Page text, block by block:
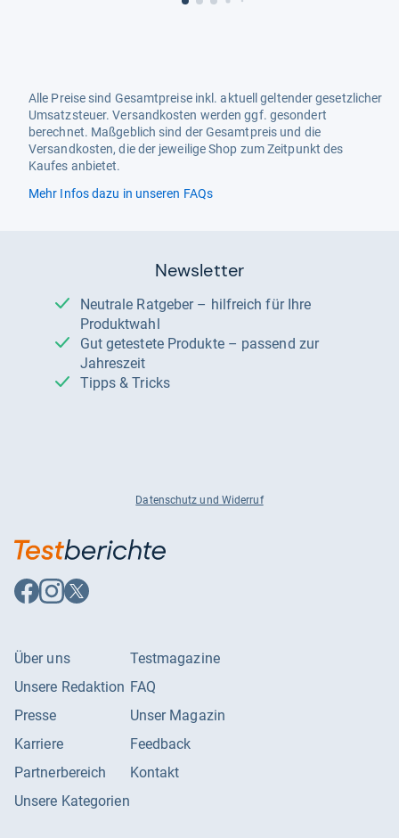
Alle Preise sind Gesamtpreise inkl. aktuell geltender gesetzlicher
Umsatzsteuer. Versandkosten werden ggf. gesondert
berechnet. Maßgeblich sind der Gesamtpreis und die
Versandkosten, die der jeweilige Shop zum Zeitpunkt des
Kaufes anbietet.
Mehr Infos dazu in unseren FAQs
Newsletter
Neutrale Ratgeber – hilfreich für Ihre
Produktwahl
Gut getestete Produkte – passend zur
Jahreszeit
Tipps & Tricks
Datenschutz und Widerruf
Auf
Facebook
Auf
Instagram
Auf
X
Über uns
Unsere Redaktion
Presse
Karriere
Partnerbereich
Unsere Kategorien
Testmagazine
FAQ
Unser Magazin
Feedback
Kontakt